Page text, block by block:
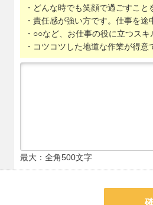
・どんな時でも笑顔で過ごすこ
・責任感が強い方です。仕事を
・○○など、お仕事の役に立つス
・コツコツした地道な作業が得意
最大：全角500文字